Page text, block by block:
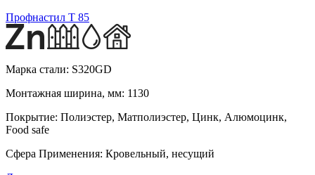
Профнастил T 85
Марка стали: S320GD
Монтажная ширина, мм: 1130
Покрытие: Полиэстер, Матполиэстер, Цинк, Алюмоцинк,
Food safe
Сфера Применения: Кровельный, несущий